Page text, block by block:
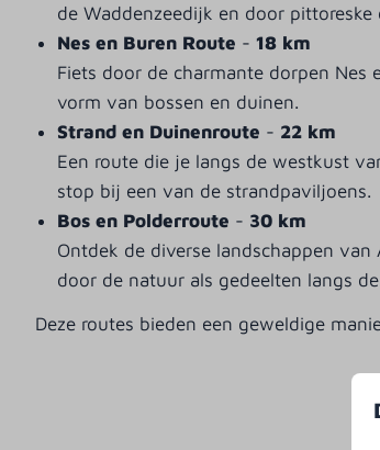
de Waddenzeedijk en door pittoreske
Nes en Buren Route -18 km
Fiets door de charmante dorpen Nes
vorm van bossen en duinen.
Strand en Duinenroute - 22 km
Een route die je langs de westkust
stop bij een van de strandpaviljoens.
Bos en Polderroute - 30 km
Ontdek de diverse landschappen
door de natuur als gedeelten langs
Deze routes bieden een geweldige